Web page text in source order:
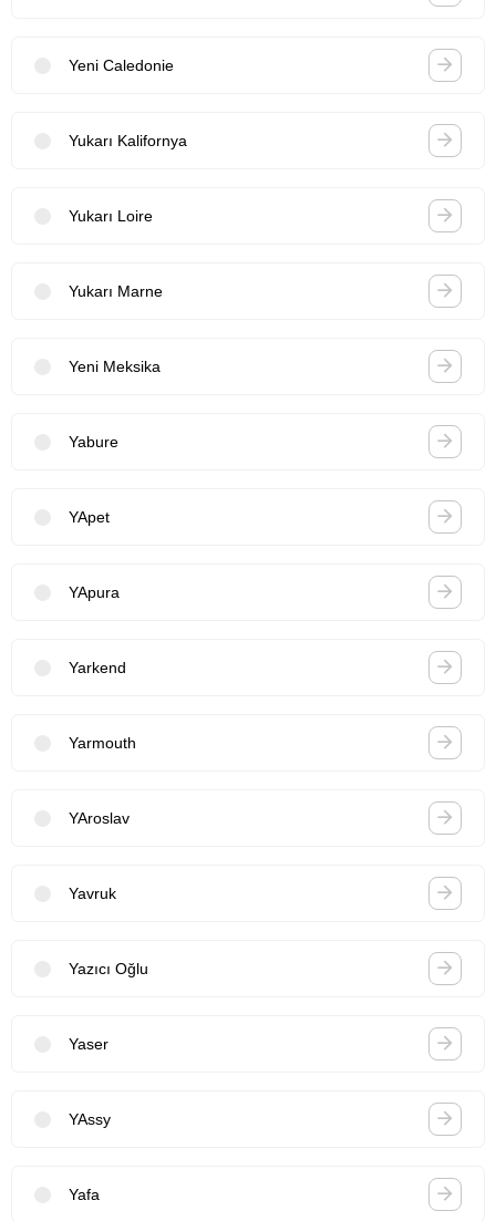
Yeni Caledonie
Yukarı Kalifornya
Yukarı Loire
Yukarı Marne
Yeni Meksika
Yabure
YApet
YApura
Yarkend
Yarmouth
YAroslav
Yavruk
Yazıcı Oğlu
Yaser
YAssy
Yafa